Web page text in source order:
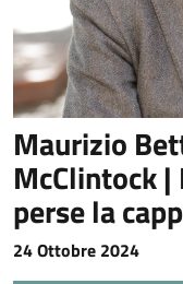
Maurizio
McClintock
perse la
24 Ottobre 2024